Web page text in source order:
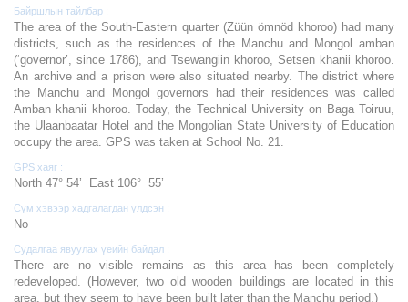
Байршлын тайлбар :
The area of the South-Eastern quarter (Züün ömnöd khoroo) had many
districts, such as the residences of the Manchu and Mongol amban
(‘governor’, since 1786), and Tsewangiin khoroo, Setsen khanii khoroo.
An archive and a prison were also situated nearby. The district where
the Manchu and Mongol governors had their residences was called
Amban khanii khoroo. Today, the Technical University on Baga Toiruu,
the Ulaanbaatar Hotel and the Mongolian State University of Education
occupy the area. GPS was taken at School No. 21.
GPS хаяг :
North 47° 54’ East 106° 55’
Сүм хэвээр хадгалагдан үлдсэн :
No
Судалгаа явуулах үеийн байдал :
There are no visible remains as this area has been completely
redeveloped. (However, two old wooden buildings are located in this
area, but they seem to have been built later than the Manchu period.)